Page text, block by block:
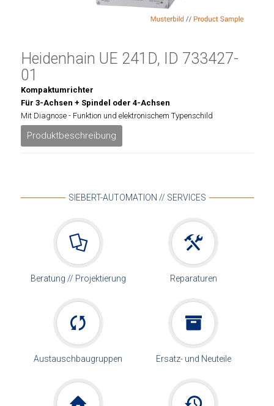
Heidenhain UE 241D, ID 733427-
01
Kompaktumrichter
Für 3-Achsen + Spindel oder 4-Achsen
Mit Diagnose - Funktion und elektronischem Typenschild
Produktbeschreibung
SIEBERT-AUTOMATION // SERVICES
Beratung // Projektierung Reparaturen
Austauschbaugruppen Ersatz- und Neuteile